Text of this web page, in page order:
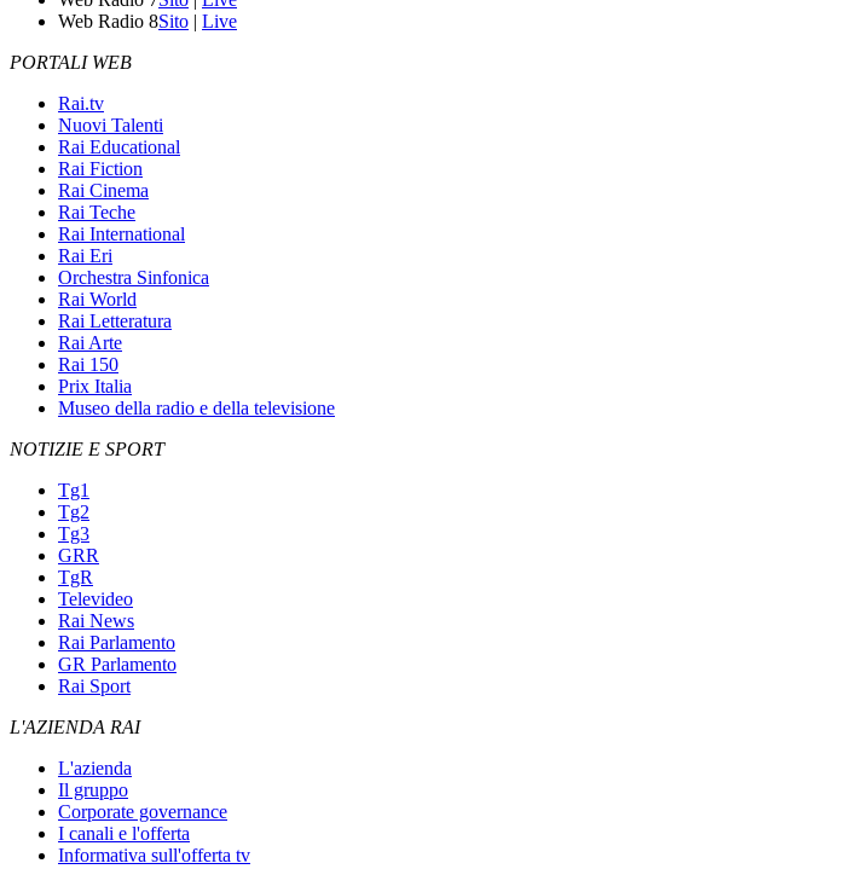
Web Radio 8Sito | Live
PORTALI WEB
Rai.tv
Nuovi Talenti
Rai Educational
Rai Fiction
Rai Cinema
Rai Teche
Rai International
Rai Eri
Orchestra Sinfonica
Rai World
Rai Letteratura
Rai Arte
Rai 150
Prix Italia
Museo della radio e della televisione
NOTIZIE E SPORT
Tg1
Tg2
Tg3
GRR
TgR
Televideo
Rai News
Rai Parlamento
GR Parlamento
Rai Sport
L'AZIENDA RAI
L'azienda
Il gruppo
Corporate governance
I canali e l'offerta
Informativa sull'offerta tv